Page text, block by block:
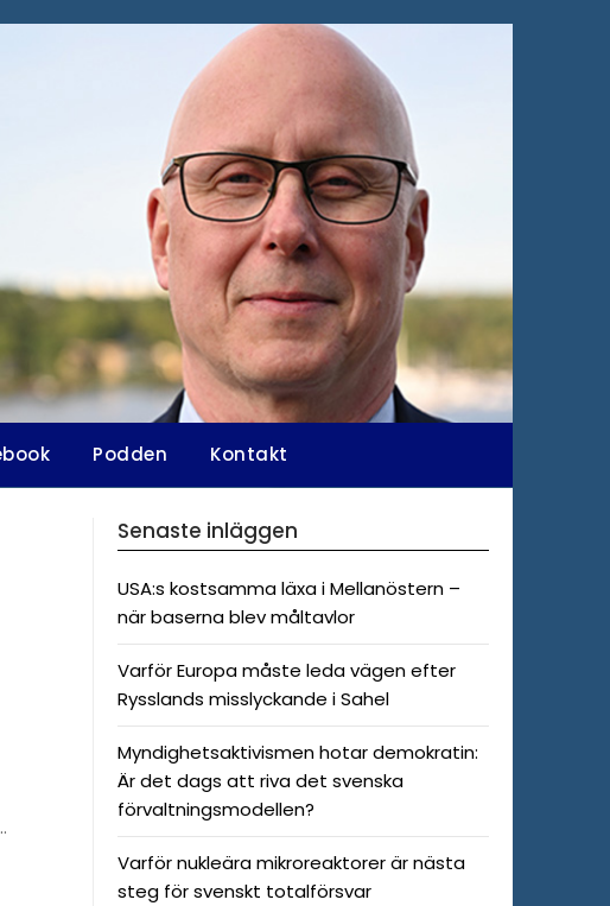
Podden Kontakt
Senaste inläggen
USA:s kostsamma läxa i Mellanöstern –
när baserna blev måltavlor
Varför Europa måste leda vägen efter
Rysslands misslyckande i Sahel
Myndighetsaktivismen hotar demokratin:
Är det dags att riva det svenska
förvaltningsmodellen?
Varför nukleära mikroreaktorer är nästa
steg för svenskt totalförsvar